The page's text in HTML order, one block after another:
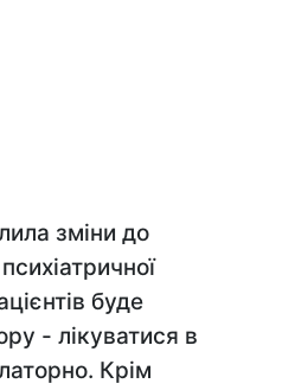
зміни до
буде
- лікуватися в
Крім